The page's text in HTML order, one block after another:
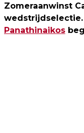
Zomeraanwinst
wedstrijdselectie.
Panathinaikos